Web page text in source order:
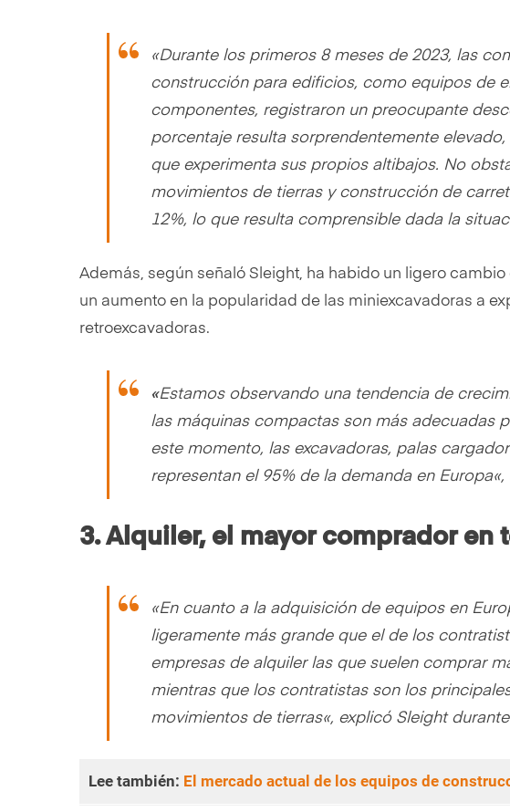
«Durante los primeros 8 meses de 2023, las
construcción para edificios, como equipos de
componentes, registraron un preocupante
porcentaje resulta sorprendentemente
que experimenta sus propios altibajos. No
movimientos de tierras y construcción de
12%, lo que resulta comprensible dada la
Además, según señaló Sleight, ha habido un ligero
un aumento en la popularidad de las miniexcavadoras a
retroexcavadoras.
«Estamos observando una tendencia de
las máquinas compactas son más adecuadas
este momento, las excavadoras, palas
representan el 95% de la demanda en Europa«,
3. Alquiler, el mayor comprador en
«En cuanto a la adquisición de equipos en
ligeramente más grande que el de los
empresas de alquiler las que suelen comprar
mientras que los contratistas son los
movimientos de tierras«, explicó Sleight
Lee también: El mercado actual de los equipos de